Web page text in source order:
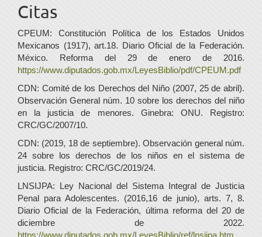
Citas
CPEUM: Constitución Política de los Estados Unidos
Mexicanos (1917), art.18. Diario Oficial de la Federación.
México. Reforma del 29 de enero de 2016.
https://www.diputados.gob.mx/LeyesBiblio/pdf/CPEUM.pdf
CDN: Comité de los Derechos del Niño (2007, 25 de abril).
Observación General núm. 10 sobre los derechos del niño
en la justicia de menores. Ginebra: ONU. Registro:
CRC/GC/2007/10.
CDN: (2019, 18 de septiembre). Observación general núm.
24 sobre los derechos de los niños en el sistema de
justicia. Registro: CRC/GC/2019/24.
LNSIJPA: Ley Nacional del Sistema Integral de Justicia
Penal para Adolescentes. (2016,16 de junio), arts. 7, 8.
Diario Oficial de la Federación, última reforma del 20 de
diciembre de 2022.
https://www.diputados.gob.mx/LeyesBiblio/ref/lnsijpa.htm